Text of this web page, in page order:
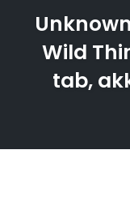
Wild
tab,